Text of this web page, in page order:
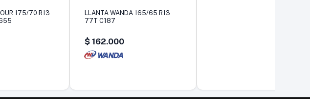
175/70 R13
LLANTA WANDA 165/65 R13
77T C187
$ 162.000